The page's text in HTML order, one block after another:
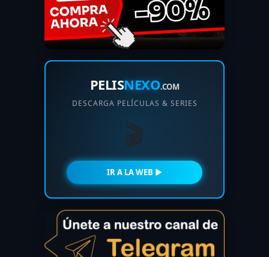
PELISNEXO.COM
DESCARGA PELÍCULAS & SERIES
🎬
IR A LA WEB ►